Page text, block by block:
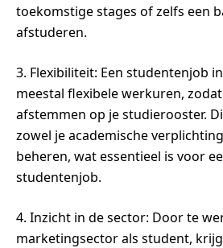
toekomstige stages of zelfs een
afstuderen.
3. Flexibiliteit: Een studentenjob
meestal flexibele werkuren,
afstemmen op je studierooster.
zowel je academische
beheren, wat essentieel is voor
studentenjob.
4. Inzicht in de sector: Door te
marketingsector als student,